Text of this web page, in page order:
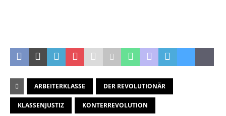
ARBEITERKLASSE DER REVOLUTIONÄR
KLASSENJUSTIZ KONTERREVOLUTION